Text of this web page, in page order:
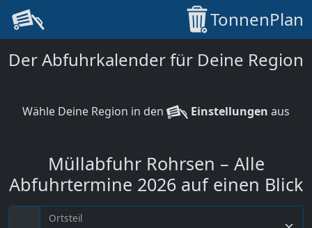
TonnenPlan
Der Abfuhrkalender für Deine Region
Wähle Deine Region in den Einstellungen aus
Müllabfuhr Rohrsen – Alle
Abfuhrtermine 2026 auf einen Blick
Ortsteil